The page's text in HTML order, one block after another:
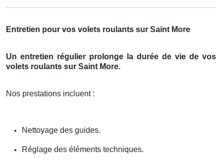
Entretien pour vos volets roulants sur Saint More
Un entretien régulier prolonge la durée de vie de vos
volets roulants sur Saint More.
Nos prestations incluent :
Nettoyage des guides.
Réglage des éléments techniques.